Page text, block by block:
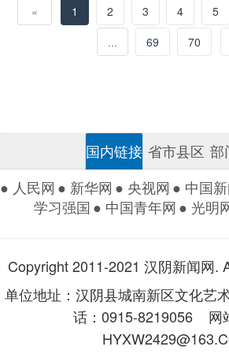
« 1 2 3 4 5
...
69 70
国内链接 省市县区 部
● 人民网 ● 新华网 ● 央视网 ● 中国
学习强国● 中国青年网 ● 光明
Copyright 2011-2021 汉阴新闻网.
单位地址：汉阴县城南新区文化
话：0915-8219056 网